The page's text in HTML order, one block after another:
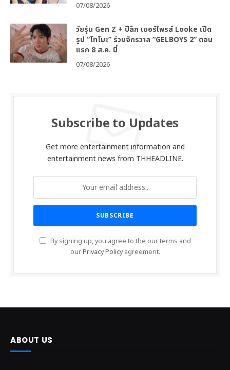
07/08/2026
วัยรุ่น Gen Z + ปีลึก เซอร์ไพรส์ Looke เปิด
รูป “โทโมะ” ร่วมจักรวาล “GELBOYS 2” ตอน
แรก 8 ส.ค. นี้
07/08/2026
Subscribe to Updates
Get more entertainment information and
entertainment news from THHEADLINE.
By signing up, you agree to the our terms and
ourPrivacy Policyagreement.
ABOUT US